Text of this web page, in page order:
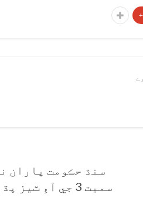
سنڌ حڪومت پاران
سميت 3 جي آءِ